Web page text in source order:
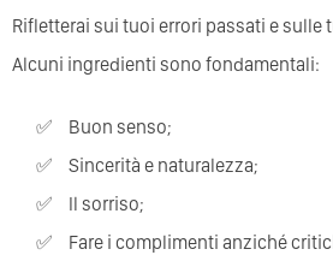
Rifletterai sui tuoi errori passati e sulle
Alcuni ingredienti sono fondamentali:
Buon senso;
Sincerità e naturalezza;
Il sorriso;
Fare i complimenti anziché